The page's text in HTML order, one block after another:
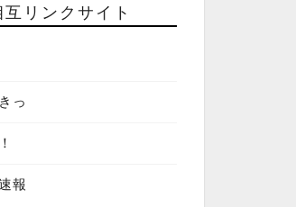
互リンクサイト
っ
報